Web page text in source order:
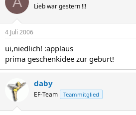
Lieb war gestern !!!
4 Juli 2006
ui,niedlich! :applaus
prima geschenkidee zur geburt!
daby
EF-Team Teammitglied